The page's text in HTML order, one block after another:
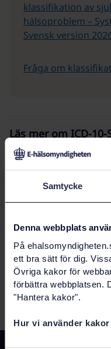
Samtycke
Denna webbplats
På
ett bra sätt för dig.
Övriga kakor för
förbättra webbplatsen.
"Hantera kakor".
Hur vi använder kakor
klassifikation av
hälsoproblem –
Svensk version
Fråga om
Läs mer om ICD-10-
Socialstyrelsens